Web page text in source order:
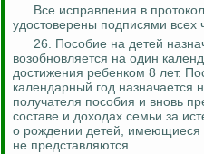
Все исправления в
удостоверены подписями всех
26. Пособие на детей
возобновляется на один
достижения ребенком 8 лет.
календарный год назначается
получателя пособия и вновь
составе и доходах семьи за
о рождении детей, имеющиеся
не представляются.